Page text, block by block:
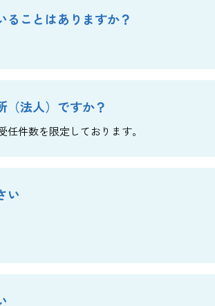
ることはありますか？
（法人）ですか？
件数を限定しております。
い